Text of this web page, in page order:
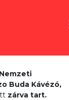
Nemzeti
Buda Kávézó,
zárva tart.